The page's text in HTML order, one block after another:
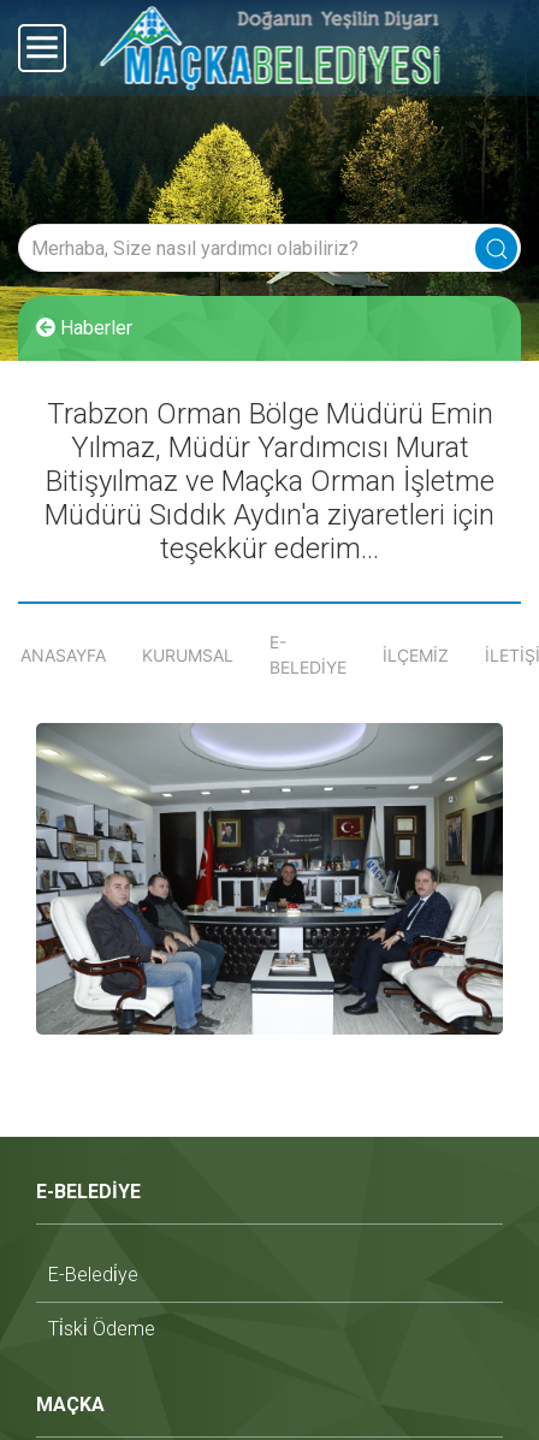
Haberler
Trabzon Orman Bölge Müdürü Emin
Yılmaz, Müdür Yardımcısı Murat
Bitişyılmaz ve Maçka Orman İşletme
Müdürü Sıddık Aydın'a ziyaretleri için
teşekkür ederim...
ANASAYFA KURUMSAL
E-
BELEDİYE
İLÇEMİZ
E-BELEDİYE
E-Beledi̇ye
Ti̇ski̇ Ödeme
MAÇKA